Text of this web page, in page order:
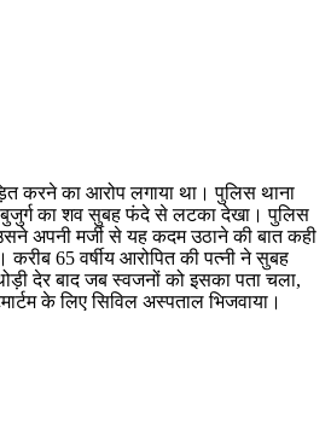
करने का आरोप लगाया था। पुलिस थाना
बुजुर्ग का शव सुबह फंदे से लटका देखा। पुलिस
अपनी मर्जी से यह कदम उठाने की बात कही
65 वर्षीय आरोपित की पत्नी ने सुबह
देर बाद जब स्वजनों को इसका पता चला,
के लिए सिविल अस्पताल भिजवाया।